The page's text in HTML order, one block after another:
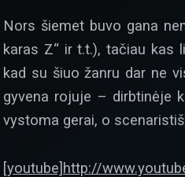
Nors šiemet buvo gana
karas Z“ ir t.t.), tačiau kas
kad su šiuo žanru dar ne
gyvena rojuje – dirbtinėje
vystoma gerai, o
[youtube]http://